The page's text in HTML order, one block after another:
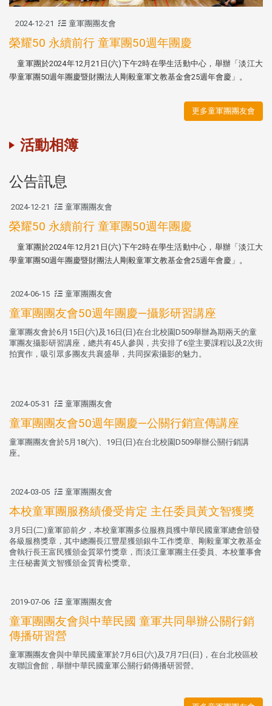
2024-12-21 童軍團團友會
榮耀50 永續前行 童軍團50週年團慶
童軍團於2024年12月21日(六)下午2時在學生活動中心，舉辦「淡江大
學童軍團50週年團慶暨財團法人剛毅童軍文教基金會25週年會慶」。
更多童軍團團友會
活動相簿
公告訊息
2024-12-21 童軍團團友會
榮耀50 永續前行 童軍團50週年團慶
童軍團於2024年12月21日(六)下午2時在學生活動中心，舉辦「淡江大
學童軍團50週年團慶暨財團法人剛毅童軍文教基金會25週年會慶」。
2024-06-15 童軍團團友會
童軍團團友會50週年團慶—攝影研習講座
童軍團友會於6月15日(六)及16日(日)在台北校園D509舉辦為期兩天的童
軍團友攝影研習講座，總共有45人參與，共安排了6堂主要課程以及2次街
拍實作，吸引眾多團友共襄盛舉，共同探索攝影的魅力。
2024-05-31 童軍團團友會
童軍團團友會50週年團慶—公關行銷宣傳講座
童軍團團友會於5月18(六)、19日(日)在台北校園D509舉辦公關行銷講
座。
2024-03-05 童軍團團友會
本校童軍團服務績優受肯定 主任委員黃文智獲獎
3月5日(二)童軍節前夕，本校童軍團多位服務員獲中華民國童軍總會頒發
各級服務獎章，其中總團長江豐星獲頒銀牛工作獎章、剛毅童軍文教基金
會執行長王富民獲頒金質翠竹獎章，而淡江童軍團主任委員、本校董事會
主任秘書黃文智獲頒金質青松獎章。
2019-07-06 童軍團團友會
童軍團團友會與中華民國 童軍共同舉辦公關行銷
傳播研習營
童軍團團友會與中華民國童軍於7月6日(六)及7月7日(日)，在台北校區校
友聯誼會館，舉辦中華民國童軍公關行銷傳播研習營。